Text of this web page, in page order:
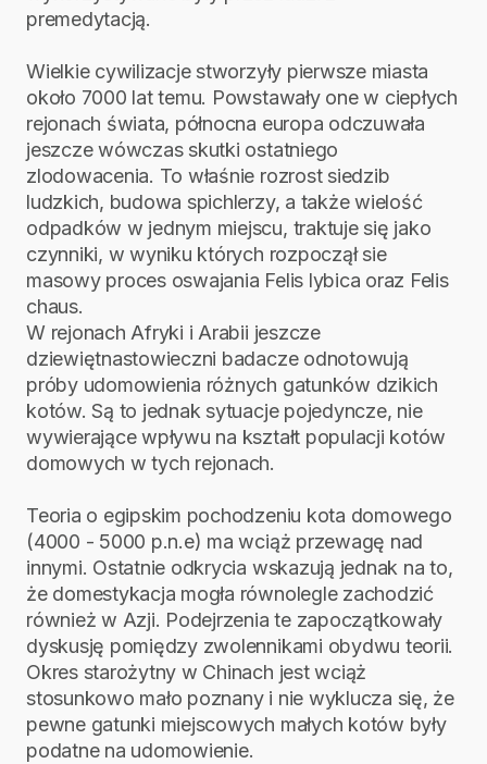
premedytacją.
Wielkie cywilizacje stworzyły pierwsze miasta
około 7000 lat temu. Powstawały one w ciepłych
rejonach świata, północna europa odczuwała
jeszcze wówczas skutki ostatniego
zlodowacenia. To właśnie rozrost siedzib
ludzkich, budowa spichlerzy, a także wielość
odpadków w jednym miejscu, traktuje się jako
czynniki, w wyniku których rozpoczął sie
masowy proces oswajania Felis lybica oraz Felis
chaus.
W rejonach Afryki i Arabii jeszcze
dziewiętnastowieczni badacze odnotowują
próby udomowienia różnych gatunków dzikich
kotów. Są to jednak sytuacje pojedyncze, nie
wywierające wpływu na kształt populacji kotów
domowych w tych rejonach.
Teoria o egipskim pochodzeniu kota domowego
(4000 - 5000 p.n.e) ma wciąż przewagę nad
innymi. Ostatnie odkrycia wskazują jednak na to,
że domestykacja mogła równolegle zachodzić
również w Azji. Podejrzenia te zapoczątkowały
dyskusję pomiędzy zwolennikami obydwu teorii.
Okres starożytny w Chinach jest wciąż
stosunkowo mało poznany i nie wyklucza się, że
pewne gatunki miejscowych małych kotów były
podatne na udomowienie.